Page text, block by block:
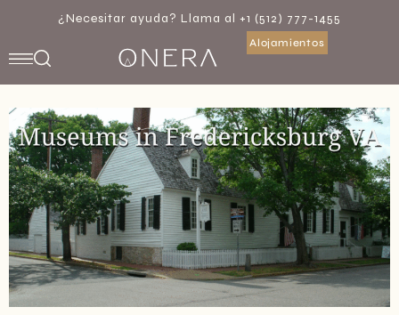
¿Necesitar ayuda? Llama al +1 (512) 777-1455
Alojamientos